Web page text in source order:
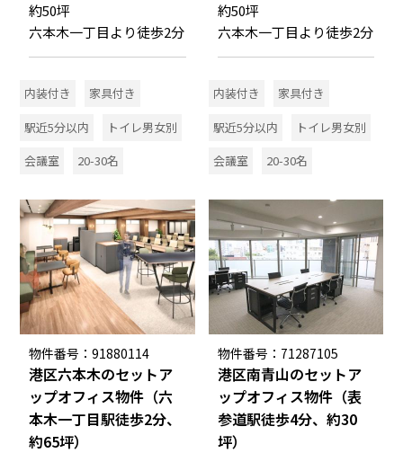
約50坪
六本木一丁目より徒歩2分
内装付き
家具付き
駅近5分以内
トイレ男女別
会議室
20-30名
約50坪
六本木一丁目より徒歩2分
内装付き
家具付き
駅近5分以内
トイレ男女別
会議室
20-30名
物件番号：91880114
港区六本木のセットア
ップオフィス物件（六
本木一丁目駅徒歩2分、
約65坪）
物件番号：71287105
港区南青山のセットア
ップオフィス物件（表
参道駅徒歩4分、約30
坪）